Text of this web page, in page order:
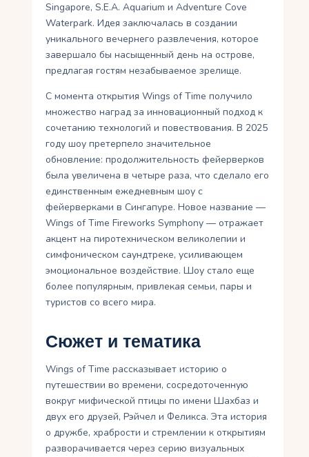
Singapore, S.E.A. Aquarium и Adventure Cove
Waterpark. Идея заключалась в создании
уникального вечернего развлечения, которое
завершало бы насыщенный день на острове,
предлагая гостям незабываемое зрелище.
С момента открытия Wings of Time получило
множество наград за инновационный подход к
сочетанию технологий и повествования. В 2025
году шоу претерпело значительное
обновление: продолжительность фейерверков
была увеличена в четыре раза, что сделало его
единственным ежедневным шоу с
фейерверками в Сингапуре. Новое название —
Wings of Time Fireworks Symphony — отражает
акцент на пиротехническом великолепии и
симфоническом саундтреке, усиливающем
эмоциональное воздействие. Шоу стало еще
более популярным, привлекая семьи, пары и
туристов со всего мира.
Сюжет и тематика
Wings of Time рассказывает историю о
путешествии во времени, сосредоточенную
вокруг мифической птицы по имени Шахбаз и
двух его друзей, Рэйчел и Феликса. Эта история
о дружбе, храбрости и стремлении к открытиям
разворачивается через серию визуальных